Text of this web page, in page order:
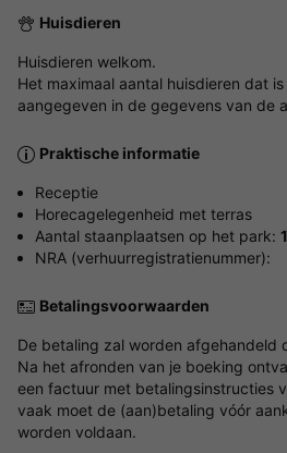
Huisdieren
Huisdieren welkom.
Het maximaal aantal huisdieren dat
aangegeven in de gegevens van de
Praktische informatie
Receptie
Horecagelegenheid met terras
Aantal staanplaatsen op het park:
NRA (verhuurregistratienummer):
Betalingsvoorwaarden
De betaling zal worden afgehandeld
Na het afronden van je boeking
een factuur met betalingsinstructies
vaak moet de (aan)betaling vóór
worden voldaan.